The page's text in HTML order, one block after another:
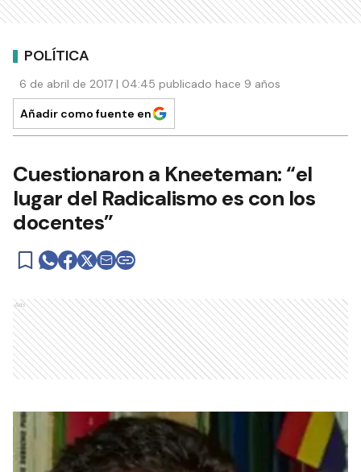
POLÍTICA
6 de abril de 2017 | 04:45 publicado hace 9 años
Añadir como fuente en
Cuestionaron a Kneeteman: “el
lugar del Radicalismo es con los
docentes”
Ads